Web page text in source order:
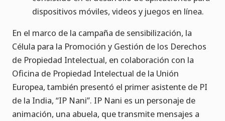
dispositivos móviles, videos y juegos en línea.
En el marco de la campaña de sensibilización, la
Célula para la Promoción y Gestión de los Derechos
de Propiedad Intelectual, en colaboración con la
Oficina de Propiedad Intelectual de la Unión
Europea, también presentó el primer asistente de PI
de la India, “IP Nani”. IP Nani es un personaje de
animación, una abuela, que transmite mensajes a